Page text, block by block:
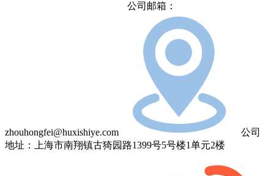
公司邮箱：
zhouhongfei@huxishiye.com
公司
地址：上海市南翔镇古猗园路1399号5号楼1单元2楼